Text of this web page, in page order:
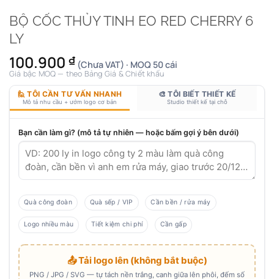
BỘ CỐC THỦY TINH EO RED CHERRY 6
LY
100.900 ₫ (Chưa VAT) · MOQ 50 cái
Giá bậc MOQ — theo Bảng Giá & Chiết khấu
🙋 TÔI CẦN TƯ VẤN NHANH
Mô tả nhu cầu + ướm logo cơ bản
🎨 TÔI BIẾT THIẾT KẾ
Studio thiết kế tại chỗ
Bạn cần làm gì? (mô tả tự nhiên — hoặc bấm gợi ý bên dưới)
Quà công đoàn Quà sếp / VIP Cần bền / rửa máy
Logo nhiều màu Tiết kiệm chi phí Cần gấp
📤 Tải logo lên (không bắt buộc)
PNG / JPG / SVG — tự tách nền trắng, canh giữa lên phôi, đếm số